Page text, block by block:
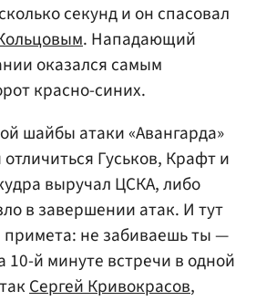
секунд и он спасовал
. Нападающий
оказался самым
красно-синих.
шайбы атаки «Авангарда»
Гуськов, Крафт и
выручал ЦСКА, либо
в завершении атак. И тут
примета: не забиваешь ты —
10-й минуте встречи в одной
Сергей Кривокрасов,